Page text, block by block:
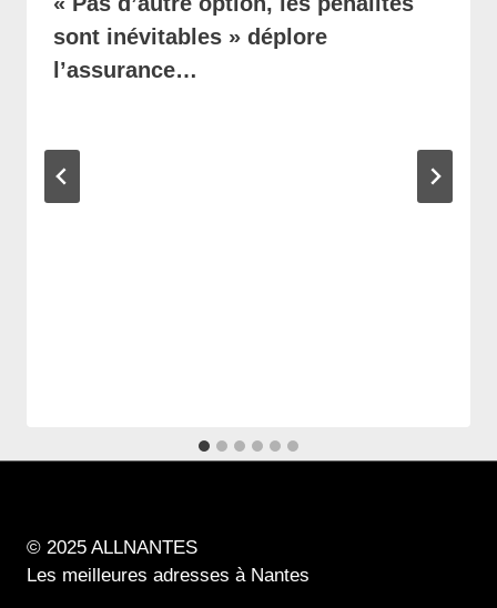
sont inévitables » déplore
l’assurance…
© 2025 ALLNANTES
Les meilleures adresses à Nantes